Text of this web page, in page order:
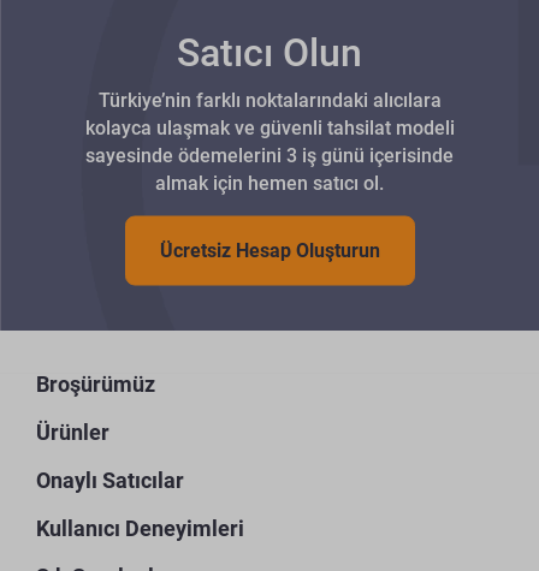
Satıcı Olun
Türkiye’nin farklı noktalarındaki alıcılara
kolayca ulaşmak ve güvenli tahsilat modeli
sayesinde ödemelerini 3 iş günü içerisinde
almak için hemen satıcı ol.
Ücretsiz Hesap Oluşturun
Broşürümüz
Ürünler
Onaylı Satıcılar
Kullanıcı Deneyimleri